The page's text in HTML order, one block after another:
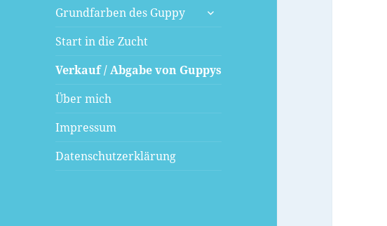
Grundfarben des Guppy
untermenü
Start in die Zucht
Verkauf / Abgabe von Guppys
Über mich
Impressum
Datenschutzerklärung